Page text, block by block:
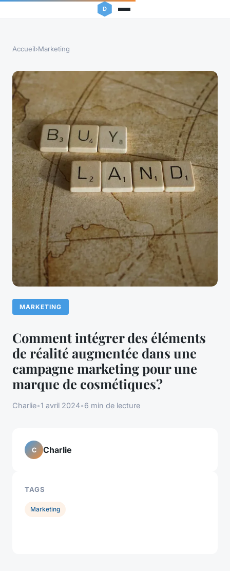
Accueil›Marketing
MARKETING
Comment intégrer des éléments
de réalité augmentée dans une
campagne marketing pour une
marque de cosmétiques?
Charlie•1 avril 2024•6 min de lecture
C Charlie
TAGS
Marketing